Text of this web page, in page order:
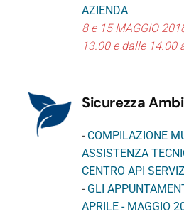
AZIENDA
8 e 15 MAGGIO
13.00 e dalle 14.00
Sicurezza
- COMPILAZIONE
ASSISTENZA
CENTRO API
- GLI
APRILE - MAGGIO